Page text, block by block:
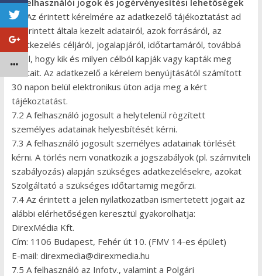
7.1 Az érintett kérelmére az adatkezelő tájékoztatást ad
az érintett általa kezelt adatairól, azok forrásáról, az
adatkezelés céljáról, jogalapjáról, időtartamáról, továbbá
arról, hogy kik és milyen célból kapják vagy kapták meg
adatait. Az adatkezelő a kérelem benyújtásától számított
30 napon belül elektronikus úton adja meg a kért
tájékoztatást.
7.2 A felhasználó jogosult a helytelenül rögzített
személyes adatainak helyesbítését kérni.
7.3 A felhasználó jogosult személyes adatainak törlését
kérni. A törlés nem vonatkozik a jogszabályok (pl. számviteli
szabályozás) alapján szükséges adatkezelésekre, azokat
Szolgáltató a szükséges időtartamig megőrzi.
7.4 Az érintett a jelen nyilatkozatban ismertetett jogait az
alábbi elérhetőségen keresztül gyakorolhatja:
DirexMédia Kft.
Cím: 1106 Budapest, Fehér út 10. (FMV 14-es épület)
E-mail: direxmedia@direxmedia.hu
7.5 A felhasználó az Infotv., valamint a Polgári